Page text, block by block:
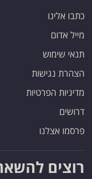
כתבו אלינו
מייל אדום
תנאי שימוש
הצהרת נגישות
מדיניות הפרטיות
דרושים
פרסמו אצלנו
רוצים